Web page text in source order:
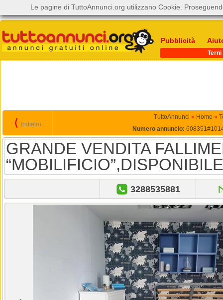
Pubblicità
Terni
⟨ Indietro
TuttoAnnunci » Home »
Numero annuncio:
GRANDE VENDITA
3288535881
Le pagine di TuttoAnnunci.org utilizzano Cookie.